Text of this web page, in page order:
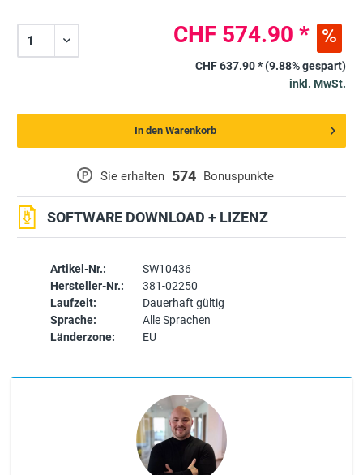
Artikel-Nr.:
SW10436
Hersteller-Nr.:
381-02250
Laufzeit:
Dauerhaft gültig
Sprache:
Alle Sprachen
Länderzone:
EU
P Sie erhalten 574 Bonuspunkte
SOFTWARE DOWNLOAD + LIZENZ
CHF 574.90 *
CHF 637.90 *(9.88% gespart)
inkl. MwSt.
In den Warenkorb